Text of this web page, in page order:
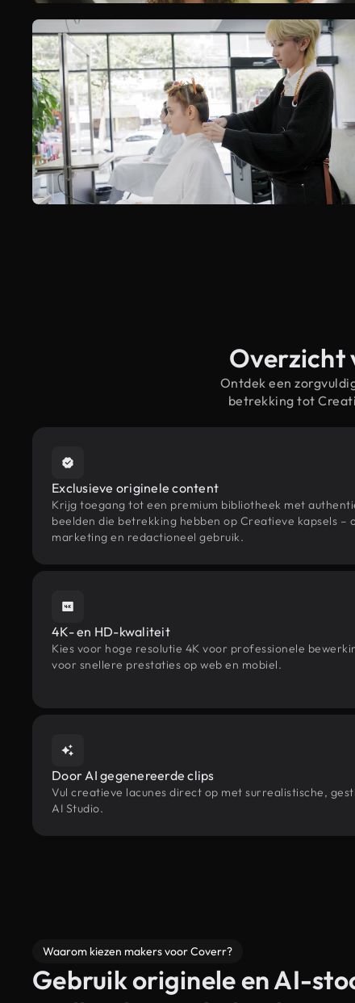
Overzicht
Ontdek een
betrekking tot
Exclusieve originele content
Krijg toegang tot een premium bibliotheek met
beelden die betrekking hebben op Creatieve kapsels
marketing en redactioneel gebruik.
4K- en HD-kwaliteit
Kies voor hoge resolutie 4K voor professionele
voor snellere prestaties op web en mobiel.
Door AI gegenereerde clips
Vul creatieve lacunes direct op met surrealistische,
AI Studio.
Waarom kiezen makers voor Coverr?
Gebruik originele en AI-